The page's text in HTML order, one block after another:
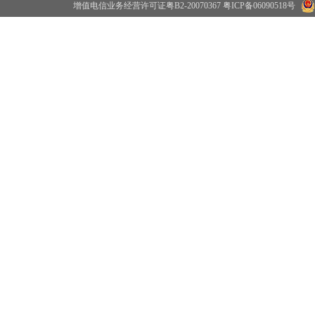
增值电信业务经营许可证粤B2-20070367 粤ICP备06090518号